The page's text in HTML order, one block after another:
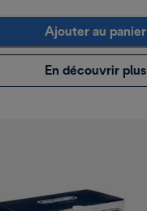
Ajouter au panier
En découvrir plus